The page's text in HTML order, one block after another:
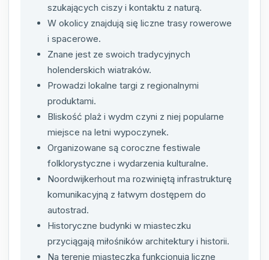
szukających ciszy i kontaktu z naturą.
W okolicy znajdują się liczne trasy rowerowe
i spacerowe.
Znane jest ze swoich tradycyjnych
holenderskich wiatraków.
Prowadzi lokalne targi z regionalnymi
produktami.
Bliskość plaż i wydm czyni z niej popularne
miejsce na letni wypoczynek.
Organizowane są coroczne festiwale
folklorystyczne i wydarzenia kulturalne.
Noordwijkerhout ma rozwiniętą infrastrukturę
komunikacyjną z łatwym dostępem do
autostrad.
Historyczne budynki w miasteczku
przyciągają miłośników architektury i historii.
Na terenie miasteczka funkcjonują liczne